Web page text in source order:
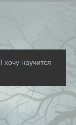
хочу научится